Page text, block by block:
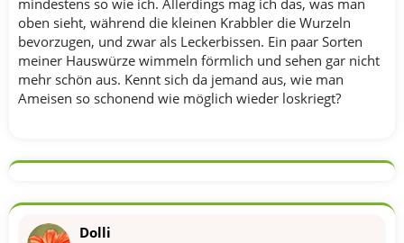
oben sieht, während die kleinen Krabbler die Wurzeln
bevorzugen, und zwar als Leckerbissen. Ein paar Sorten
meiner Hauswürze wimmeln förmlich und sehen gar nicht
mehr schön aus. Kennt sich da jemand aus, wie man
Ameisen so schonend wie möglich wieder loskriegt?
Dolli